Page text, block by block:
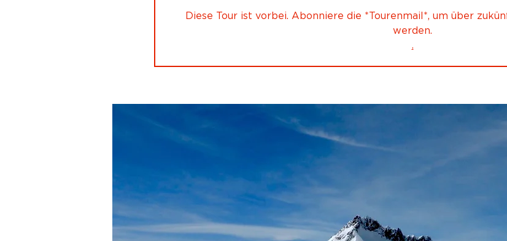
Diese Tour ist vorbei. Abonniere die *Tourenmail*, um über
werden.
.